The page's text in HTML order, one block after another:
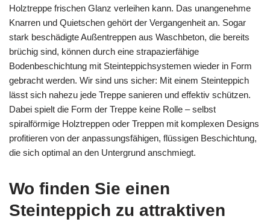
Holztreppe frischen Glanz verleihen kann. Das unangenehme
Knarren und Quietschen gehört der Vergangenheit an. Sogar
stark beschädigte Außentreppen aus Waschbeton, die bereits
brüchig sind, können durch eine strapazierfähige
Bodenbeschichtung mit Steinteppichsystemen wieder in Form
gebracht werden. Wir sind uns sicher: Mit einem Steinteppich
lässt sich nahezu jede Treppe sanieren und effektiv schützen.
Dabei spielt die Form der Treppe keine Rolle – selbst
spiralförmige Holztreppen oder Treppen mit komplexen Designs
profitieren von der anpassungsfähigen, flüssigen Beschichtung,
die sich optimal an den Untergrund anschmiegt.
Wo finden Sie einen
Steinteppich zu attraktiven